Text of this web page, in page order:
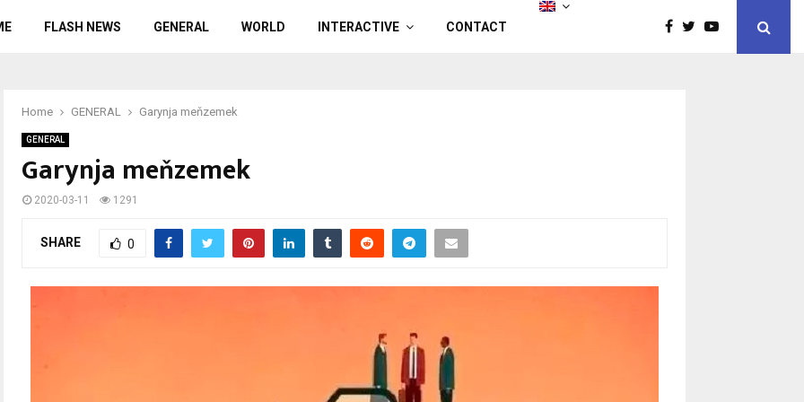
FLASH NEWS GENERAL WORLD INTERACTIVE CONTACT
Home GENERAL Garynja meňzemek
GENERAL
Garynja meňzemek
2020-03-11 1291
SHARE 0